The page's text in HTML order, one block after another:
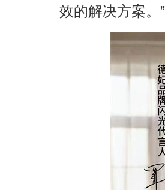
效的解决方案。”